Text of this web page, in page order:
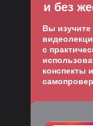
Вы
с
конспекты
и без